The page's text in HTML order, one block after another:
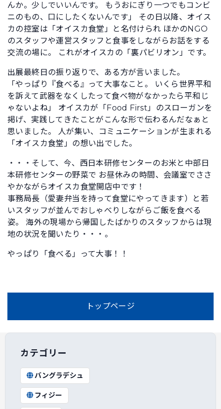
んか。少しでいいんです。 もうおにぎり一つでもコンビ
ニのもの、口にしたくないんです」 その日以降、オイス
カの控室は「オイスカ食堂」と名付けられ ほかのNGO
のスタッフや運営スタッフと食事をしながらお話をする
交流の場に。 これがオイスカの「裏パビリオン」です。
出展最終日の振り返りで、ある方が言いました。
「やっぱり『食べる』って大事なこと。 いくら世界平和
を訴えて武器をなくしたって食べ物がなかったら平和じ
ゃないよね」 オイスカが「Food First」のスローガンを
掲げ、実践してきたことがこんな形で伝わるんだなぁと
思いました。 人が集い、コミュニケーションが生まれる
「オイスカ食堂」の想い出でした。
・・・そして、今、西日本研修センターのお米と中部日
本研修センターの野菜で お昼休みの時間、会議室でささ
やかながらオイスカ食堂開店中です！
事務局長（愛妻弁当を持って食堂にやってきます）と若
いスタッフが並んでおしゃべりしながらご飯を食べる
姿。 海外の現場から帰国したばかりのスタッフからは現
地の状況を聞いたり・・・。
やっぱり「食べる」って大事！！
トップページ
カテゴリー
バングラデシュ
フィジー